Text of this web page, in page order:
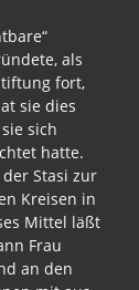
als
fort,
sie dies
sich
hatte.
Stasi zur
Kreisen in
Mittel läßt
Frau
an den